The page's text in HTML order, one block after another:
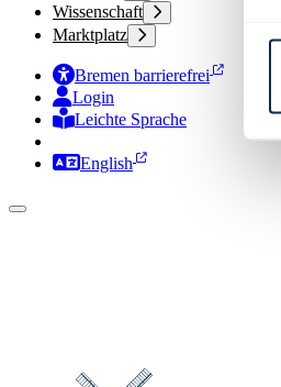
Wissenschaft
Marktplatz
Bremen barrierefrei
Login
Leichte Sprache
Zur Deutschen Gebärdensprache
English